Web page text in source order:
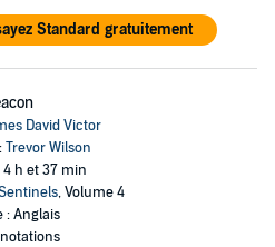
Standard gratuitement
David Victor
Trevor Wilson
4 h et 37 min
, Volume 4
: Anglais
notations